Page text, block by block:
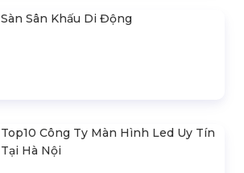
Sàn Sân Khấu Di Động
Top10 Công Ty Màn Hình Led Uy Tín
Tại Hà Nội